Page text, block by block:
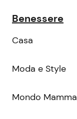
Benessere
Casa
Moda e Style
Mondo Mamma